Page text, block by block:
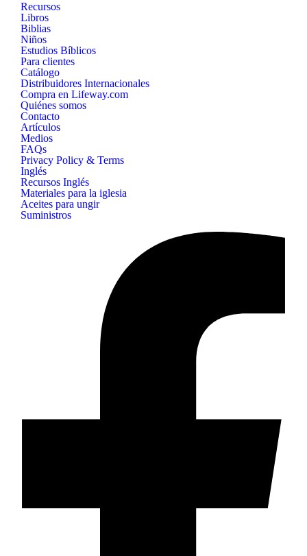
Recursos
Libros
Biblias
Niños
Estudios Bíblicos
Para clientes
Catálogo
Distribuidores Internacionales
Compra en Lifeway.com
Quiénes somos
Contacto
Artículos
Medios
FAQs
Privacy Policy & Terms
Inglés
Recursos Inglés
Materiales para la iglesia
Aceites para ungir
Suministros